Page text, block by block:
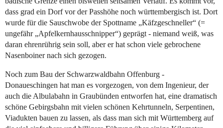
dass grad ein Dorf vor der Passhöhe noch württembergisch ist. Dort
wurde für die Sauschwobe der Spottname „Käfzgeschneller“ (=
ungefähr „Apfelkernhausschnipper“) geprägt - niemand weiß, was
daran ehrenrührig sein soll, aber er hat schon viele gebrochene
Nasenboiner nach sich gezogen.
Noch zum Bau der Schwarzwaldbahn Offenburg -
Donaueschingen hat man es vorgezogen, von dem Ingenieur, der
auch die Albulabahn in Graubünden entworfen hat, eine dramatisch
schöne Gebirgsbahn mit vielen schönen Kehrtunneln, Serpentinen,
Viadukten bauen zu lassen, als dass man sich mit Württemberg auf